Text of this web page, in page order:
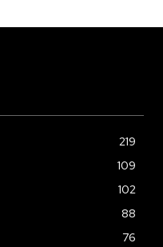
219
109
102
88
76